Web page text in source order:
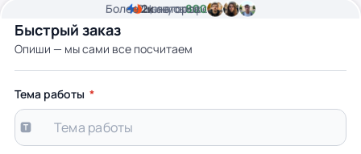
Быстрый заказ
Опиши — мы сами все посчитаем
2минуты времени
Цена от800 грн
Более2кавторов
Тема работы